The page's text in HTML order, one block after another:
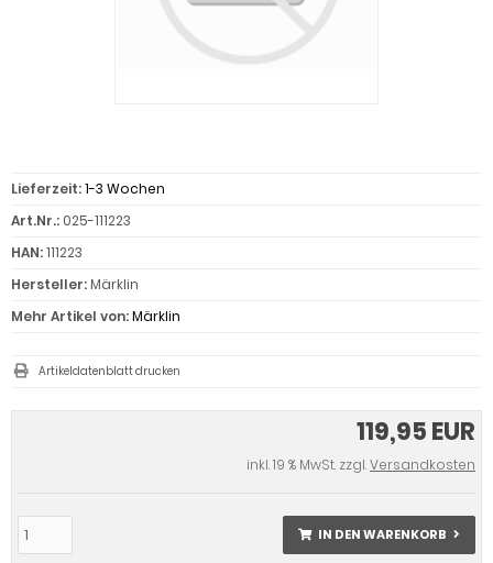
119,95 EUR
inkl. 19 % MwSt. zzgl.Versandkosten
IN DEN WARENKORB
Lieferzeit:1-3 Wochen
Art.Nr.: 025-111223
HAN:111223
Hersteller:Märklin
Mehr Artikel von:Märklin
Artikeldatenblatt drucken